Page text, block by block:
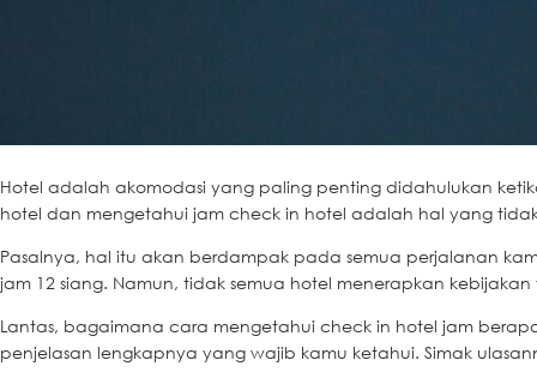
Hotel adalah akomodasi yang paling penting didahulukan
hotel dan mengetahui jam check in hotel adalah hal yang
Pasalnya, hal itu akan berdampak pada semua perjalanan
jam 12 siang. Namun, tidak semua hotel menerapkan kebijakan
Lantas, bagaimana cara mengetahui check in hotel jam
penjelasan lengkapnya yang wajib kamu ketahui. Simak